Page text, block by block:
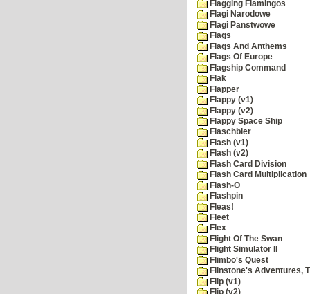
Flagging Flamingos
Flagi Narodowe
Flagi Panstwowe
Flags
Flags And Anthems
Flags Of Europe
Flagship Command
Flak
Flapper
Flappy (v1)
Flappy (v2)
Flappy Space Ship
Flaschbier
Flash (v1)
Flash (v2)
Flash Card Division
Flash Card Multiplication
Flash-O
Flashpin
Fleas!
Fleet
Flex
Flight Of The Swan
Flight Simulator II
Flimbo's Quest
Flinstone's Adventures,
Flip (v1)
Flip (v2)